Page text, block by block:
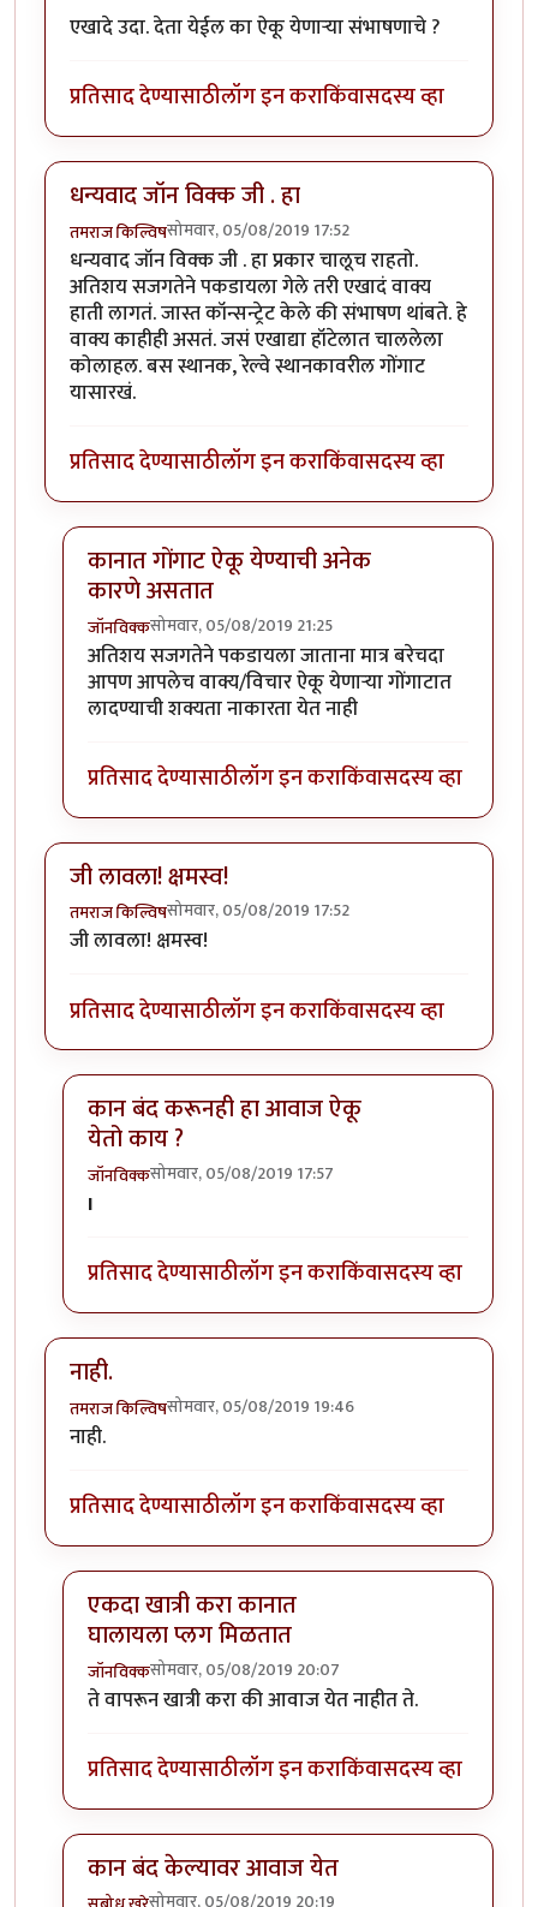
एखादे उदा. देता येईल का ऐकू येणाऱ्या संभाषणाचे ?
प्रतिसाद देण्यासाठीलॉग इन कराकिंवासदस्य व्हा
धन्यवाद जॉन विक्क जी . हा
तमराज किल्विषसोमवार, 05/08/2019 17:52
धन्यवाद जॉन विक्क जी . हा प्रकार चालूच राहतो.
अतिशय सजगतेने पकडायला गेले तरी एखादं वाक्य
हाती लागतं. जास्त कॉन्सन्ट्रेट केले की संभाषण थांबते. हे
वाक्य काहीही असतं. जसं एखाद्या हॉटेलात चाललेला
कोलाहल. बस स्थानक, रेल्वे स्थानकावरील गोंगाट
यासारखं.
प्रतिसाद देण्यासाठीलॉग इन कराकिंवासदस्य व्हा
कानात गोंगाट ऐकू येण्याची अनेक
कारणे असतात
जॉनविक्कसोमवार, 05/08/2019 21:25
In reply toधन्यवाद जॉन विक्क जी . हाbyतमराज किल्विष
अतिशय सजगतेने पकडायला जाताना मात्र बरेचदा
आपण आपलेच वाक्य/विचार ऐकू येणाऱ्या गोंगाटात
लादण्याची शक्यता नाकारता येत नाही
प्रतिसाद देण्यासाठीलॉग इन कराकिंवासदस्य व्हा
जी लावला! क्षमस्व!
तमराज किल्विषसोमवार, 05/08/2019 17:52
जी लावला! क्षमस्व!
प्रतिसाद देण्यासाठीलॉग इन कराकिंवासदस्य व्हा
कान बंद करूनही हा आवाज ऐकू
येतो काय ?
जॉनविक्कसोमवार, 05/08/2019 17:57
In reply to
I
प्रतिसाद देण्यासाठीलॉग इन कराकिंवासदस्य व्हा
नाही.
तमराज किल्विषसोमवार, 05/08/2019 19:46
नाही.
प्रतिसाद देण्यासाठीलॉग इन कराकिंवासदस्य व्हा
एकदा खात्री करा कानात
घालायला प्लग मिळतात
जॉनविक्कसोमवार, 05/08/2019 20:07
In reply toनाही.byतमराज किल्विष
ते वापरून खात्री करा की आवाज येत नाहीत ते.
प्रतिसाद देण्यासाठीलॉग इन कराकिंवासदस्य व्हा
कान बंद केल्यावर आवाज येत